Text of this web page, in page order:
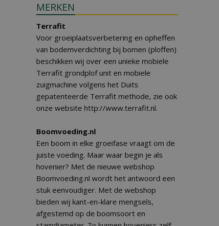
MERKEN
Terrafit
Voor groeiplaatsverbetering en opheffen
van bodemverdichting bij bomen (ploffen)
beschikken wij over een unieke mobiele
Terrafit grondplof unit en mobiele
zuigmachine volgens het Duits
gepatenteerde Terrafit methode, zie ook
onze website http://www.terrafit.nl.
Boomvoeding.nl
Een boom in elke groeifase vraagt om de
juiste voeding. Maar waar begin je als
hovenier? Met de nieuwe webshop
Boomvoeding.nl wordt het antwoord een
stuk eenvoudiger. Met de webshop
bieden wij kant-en-klare mengsels,
afgestemd op de boomsoort en